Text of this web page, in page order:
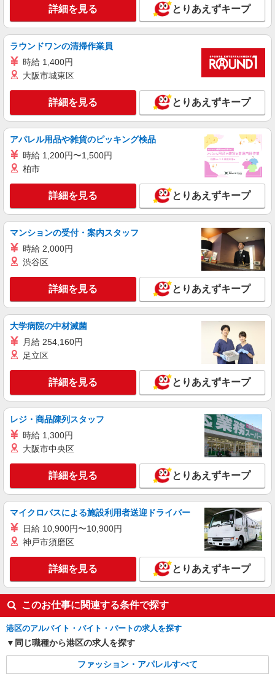
STONE MARKET(ストーンマーケット) アクアシティお台場店
アパレル雑貨の販売スタッフ
■月給 21万円以上 基本給 190，000円+役職
（特別）手当+他手当 一般職：10,000円
実績及び会社業績により変動します。） ◆ 研修中
月給変動なし（6ヶ月） ◆ 報奨金制度(予算達成
時） 15000円〜（社内規定有） ◆交通費（月
東京都港区台場1-7-1 アクアシティお台場3
キープ 詳細を見る
アルバイト
RANDA
販売スタッフ
アトレ品川 〒108-0075 東京都港区港南2-18-
キープ 詳細を見る
アルバイト
接客・販売スタッフ
［アルバイト・パート・契約社員］時給1,230
円〜 ※試用期間3カ月あり：同給与
詳細を見る
紹介予定派遣
株式会社パソナ・東京キャリアセンター/KT6001172285
NEW
販売スタッフ（ブランド・アパレル）/一般事
務
時給2000円 ★交通費規定に基づき交通費支給
キープ 詳細を見る
株式会社パソナ・東京キャリアセンター/KT6001170709
NEW
販売スタッフ（ブランド・アパレル）/接客・
時給1720円 ＊経験により、ご相談可能です。
月収例：276000円 ★交通費規定に基づき交通費支
給 東京都港区（表参道駅）
派遣社員
株式会社パソナ・東京キャリアセンター/KT600117070901
販売スタッフ（ブランド・アパレル）/接客・
詳細を見る とりあえずキープ
ラウンドワンの清掃作業員
時給 1,400円
大阪市城東区
詳細を見る とりあえずキープ
アパレル用品や雑貨のピッキング検品
時給 1,200円〜1,500円
柏市
詳細を見る とりあえずキープ
マンションの受付・案内スタッフ
時給 2,000円
渋谷区
詳細を見る とりあえずキープ
大学病院の中材滅菌
月給 254,160円
足立区
詳細を見る とりあえずキープ
レジ・商品陳列スタッフ
時給 1,300円
大阪市中央区
詳細を見る とりあえずキープ
マイクロバスによる施設利用者送迎ドライバー
日給 10,900円〜10,900円
神戸市須磨区
詳細を見る とりあえずキープ
このお仕事に関連する条件で探す
港区のアルバイト・バイト・パートの求人を探す
同じ職種から港区の求人を探す
ファッション・アパレルすべて